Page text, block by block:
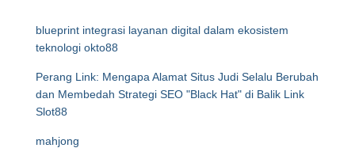
blueprint integrasi layanan digital dalam ekosistem
teknologi okto88
Perang Link: Mengapa Alamat Situs Judi Selalu Berubah
dan Membedah Strategi SEO "Black Hat" di Balik Link
Slot88
mahjong